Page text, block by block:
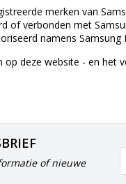
merken van
of verbonden met
namens Samsung
deze website - en het
of nieuwe